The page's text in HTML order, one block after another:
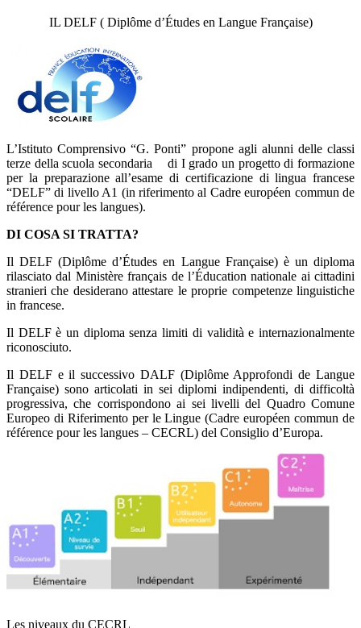
IL DELF ( Diplôme d’Études en Langue Française)
L’Istituto Comprensivo “G. Ponti” propone agli alunni delle classi
terze della scuola secondaria di I grado un progetto di formazione
per la preparazione all’esame di certificazione di lingua francese
“DELF” di livello A1 (in riferimento al Cadre européen commun de
référence pour les langues).
DI COSA SI TRATTA?
Il DELF (Diplôme d’Études en Langue Française) è un diploma
rilasciato dal Ministère français de l’Éducation nationale ai cittadini
stranieri che desiderano attestare le proprie competenze linguistiche
in francese.
Il DELF è un diploma senza limiti di validità e internazionalmente
riconosciuto.
Il DELF e il successivo DALF (Diplôme Approfondi de Langue
Française) sono articolati in sei diplomi indipendenti, di difficoltà
progressiva, che corrispondono ai sei livelli del Quadro Comune
Europeo di Riferimento per le Lingue (Cadre européen commun de
référence pour les langues – CECRL) del Consiglio d’Europa.
Les niveaux du CECRL